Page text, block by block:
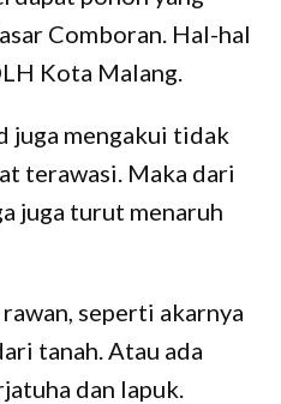
Comboran. Hal-hal
Kota Malang.
juga mengakui tidak
terawasi. Maka dari
juga turut menaruh
seperti akarnya
tanah. Atau ada
dan lapuk.